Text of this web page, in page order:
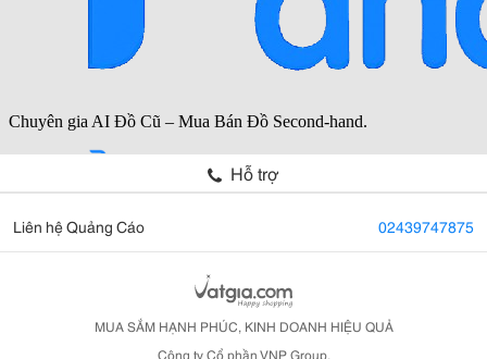
Hỗ trợ
Liên hệ Quảng Cáo 02439747875
MUA SẮM HẠNH PHÚC, KINH DOANH HIỆU QUẢ
Công ty Cổ phần VNP Group.